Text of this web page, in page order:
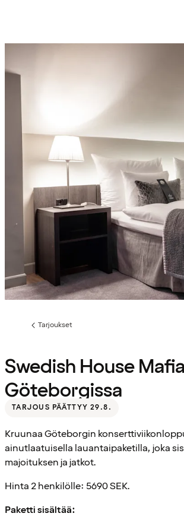
Edellinen
Tarjoukset
Swedish House Mafia
Göteborgissa
TARJOUS PÄÄTTYY 29.8.
Kruunaa Göteborgin
ainutlaatuisella lauantaipaketilla, joka
majoituksen ja jatkot.
Hinta 2 henkilölle: 5690 SEK.
Paketti sisältää: